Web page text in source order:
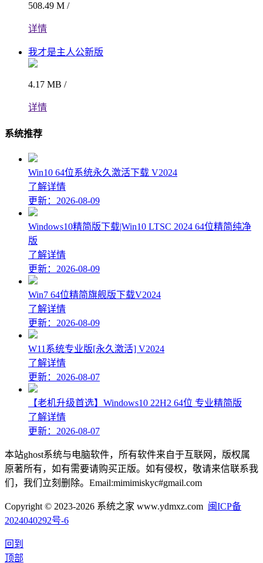
508.49 M /
详情
我才是主人公新版
4.17 MB /
详情
系统推荐
Win10 64位系统永久激活下载 V2024
了解详情
更新：2026-08-09
Windows10精简版下载|Win10 LTSC 2024 64位精简纯净
版
了解详情
更新：2026-08-09
Win7 64位精简旗舰版下载V2024
了解详情
更新：2026-08-09
W11系统专业版[永久激活] V2024
了解详情
更新：2026-08-07
【老机升级首选】Windows10 22H2 64位 专业精简版
了解详情
更新：2026-08-07
本站ghost系统与电脑软件，所有软件来自于互联网，版权属
原著所有，如有需要请购买正版。如有侵权，敬请来信联系我
们，我们立刻删除。Email:mimimiskyc#gmail.com
Copyright © 2023-2026 系统之家 www.ydmxz.com 闽ICP备
2024040292号-6
回到
顶部